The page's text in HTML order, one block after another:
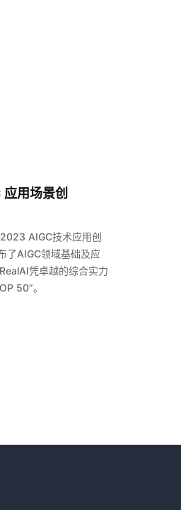
用场景创
AIGC技术应用创
了AIGC领域基础及应
凭卓越的综合实力
50”。